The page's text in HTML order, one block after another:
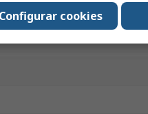
Configurar cookies